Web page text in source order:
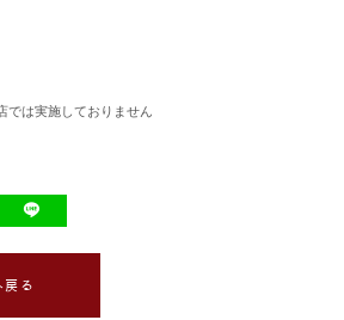
では実施しておりません
戻る